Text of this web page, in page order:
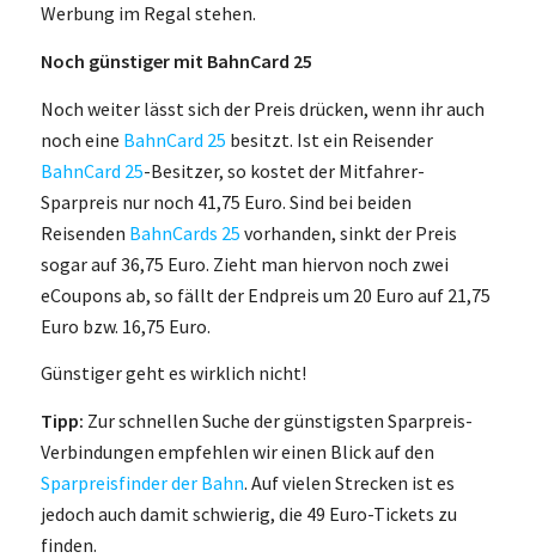
Werbung im Regal stehen.
Noch günstiger mit BahnCard 25
Noch weiter lässt sich der Preis drücken, wenn ihr auch
noch eine BahnCard 25 besitzt. Ist ein Reisender
BahnCard 25-Besitzer, so kostet der Mitfahrer-
Sparpreis nur noch 41,75 Euro. Sind bei beiden
Reisenden BahnCards 25 vorhanden, sinkt der Preis
sogar auf 36,75 Euro. Zieht man hiervon noch zwei
eCoupons ab, so fällt der Endpreis um 20 Euro auf 21,75
Euro bzw. 16,75 Euro.
Günstiger geht es wirklich nicht!
Tipp: Zur schnellen Suche der günstigsten Sparpreis-
Verbindungen empfehlen wir einen Blick auf den
Sparpreisfinder der Bahn. Auf vielen Strecken ist es
jedoch auch damit schwierig, die 49 Euro-Tickets zu
finden.